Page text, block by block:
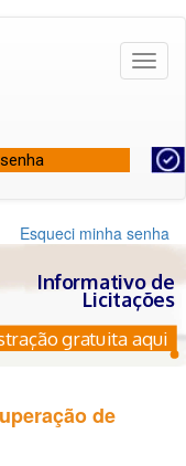
Esqueci minha senha
Informativo de
Licitações
gratuita aqui
de